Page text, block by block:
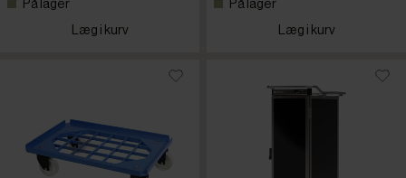
På lager
Læg i kurv
På lager
Læg i kurv